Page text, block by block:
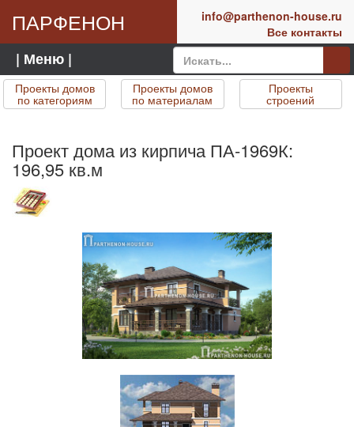
ПАРФЕНОН
info@parthenon-house.ru
Все контакты
| Меню |
Проекты домов
по категориям
Проекты домов
по материалам
Проекты
строений
Проект дома из кирпича ПА-1969К:
196,95 кв.м